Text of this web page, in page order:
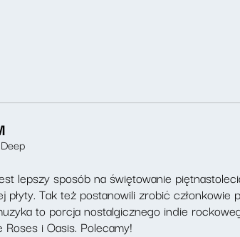
lepszy sposób na świętowanie
płyty. Tak też postanowili zrobić
to porcja nostalgicznego indie
Roses i Oasis. Polecamy!